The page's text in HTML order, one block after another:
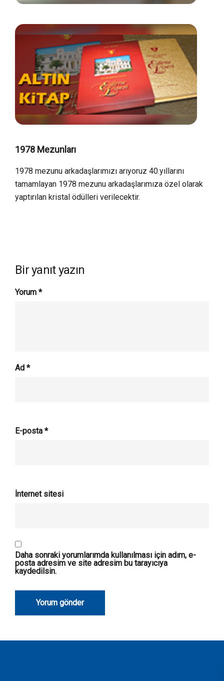
1978 Mezunları
1978 mezunu arkadaşlarımızı arıyoruz 40.yıllarını
tamamlayan 1978 mezunu arkadaşlarımıza özel olarak
yaptırılan kristal ödülleri verilecektir.
Bir yanıt yazın
Yorum *
Ad *
E-posta *
İnternet sitesi
Daha sonraki yorumlarımda kullanılması için adım, e-
posta adresim ve site adresim bu tarayıcıya
kaydedilsin.